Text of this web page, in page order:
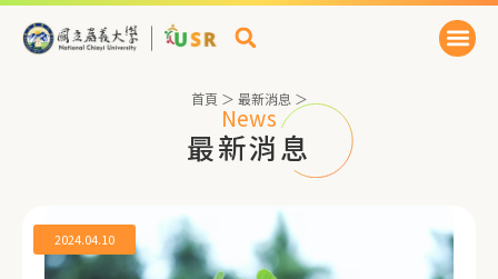
News
最新消息
首頁 ＞ 最新消息 ＞
2024.04.10